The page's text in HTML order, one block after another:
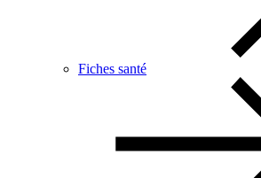
Fiches santé